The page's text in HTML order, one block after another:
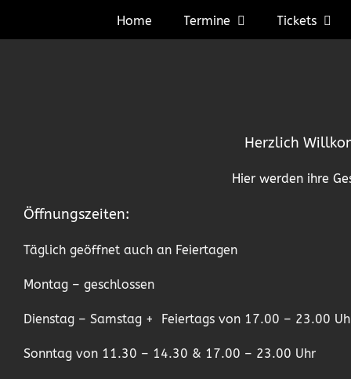
Home Termine Tickets
Herzlich
Hier werden ihre
Öffnungszeiten:
Täglich geöffnet auch an Feiertagen
Montag – geschlossen
Dienstag – Samstag + Feiertags von 17.00 – 23.00
Sonntag von 11.30 – 14.30 & 17.00 – 23.00 Uhr